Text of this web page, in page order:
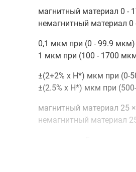
магнитный материал 0 -
немагнитный материал
0,1 мкм при (0 - 99.9 мкм)
1 мкм при (100 - 1700
±(2+2% х H*) мкм при (0-
±(2.5% х H*) мкм при
магнитный материал 25
немагнитный материал